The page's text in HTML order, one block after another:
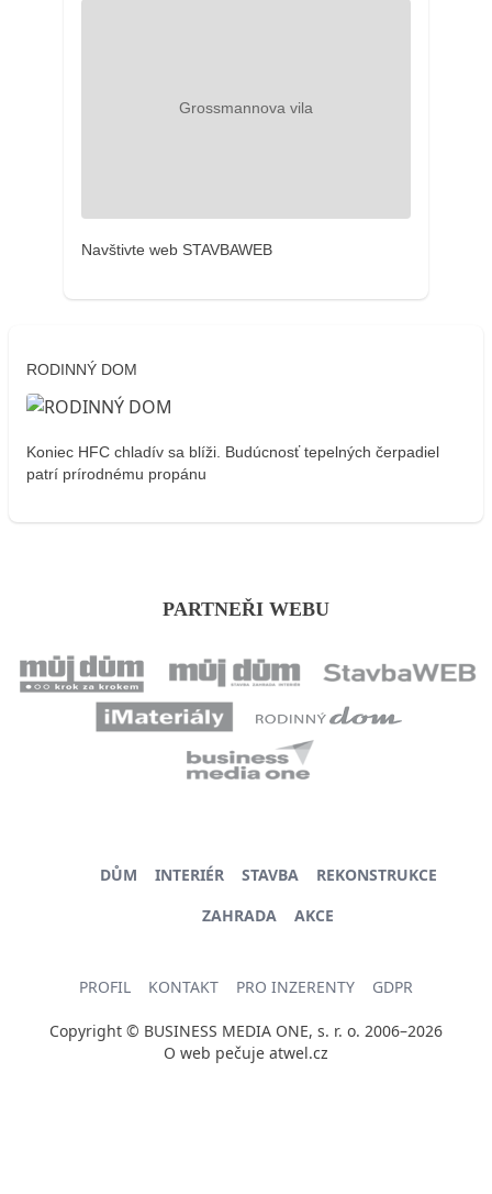
Navštivte web STAVBAWEB
RODINNÝ DOM
Koniec HFC chladív sa blíži. Budúcnosť tepelných čerpadiel
patrí prírodnému propánu
PARTNEŘI WEBU
DŮM INTERIÉR STAVBA
REKONSTRUKCE
ZAHRADA
AKCE
PROFIL KONTAKT PRO INZERENTY GDPR
Copyright © BUSINESS MEDIA ONE, s. r. o. 2006–2026